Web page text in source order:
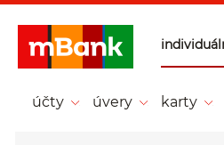
uálni zákazníci -
Hlavná stránka
účty úvery karty